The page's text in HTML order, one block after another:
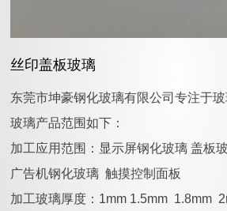
丝印盖板玻璃
东莞市坤豪钢化玻璃有限公司专注于
玻璃产品范围如下：
加工应用范围：显示屏钢化玻璃 盖板
广告机钢化玻璃 触摸控制面板
加工玻璃厚度：1mm 1.5mm 1.8mm